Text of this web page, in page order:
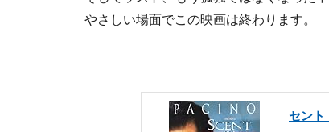
やさしい場面でこの映画は終わります。
セント